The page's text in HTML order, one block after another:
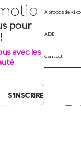
n
pour
A propos de Kiko
AIDE
Contact